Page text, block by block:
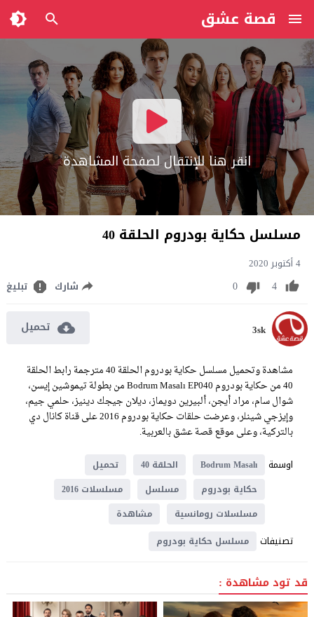
قصة عشق
انقر هنا للإنتقال لصفحة المشاهدة
مسلسل حكاية بودروم الحلقة 40
4 أكتوبر 2020
4
0 شارك تبليغ
3sk تحميل
مشاهدة وتحميل مسلسل حكاية بودروم الحلقة 40 مترجمة رابط الحلقة
40 من حكاية بودروم Bodrum Masalı EP040 من بطولة تيموشين إيسن،
شوال سام، مراد أيجن، ألبيرين دويماز، ديلان جيجك دينيز، حلمي جيم،
وإيزجي شينلر، وعرضت حلقات حكاية بودروم 2016 على قناة كانال دي
بالتركية، وعلى موقع قصة عشق بالعربية.
اوسمة
Bodrum Masalı الحلقة 40
تحميل
حكاية بودروم
مسلسل
مسلسلات 2016
مسلسلات رومانسية
مشاهدة
تصنيفات مسلسل حكاية بودروم
قد تود مشاهدة :